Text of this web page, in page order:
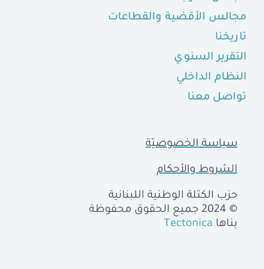
مجالس الأقضية والقطاعات
تاريخنا
التقرير السنوي
النظام الداخلي
تواصل معنا
سياسة الخصوصيّة
الشروط والأحكام
حزب الكتلة الوطنية اللبنانية
© 2024 جميع الحقوق محفوظة
بناها Tectonica